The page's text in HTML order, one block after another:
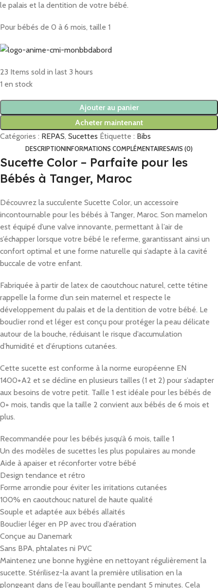
le palais et la dentition de votre bébé.
Pour bébés de 0 à 6 mois, taille 1
23 Items sold in last 3 hours
1 en stock
Ajouter au panier
Acheter maintenant
Catégories : REPAS, Sucettes Étiquette : Bibs
DESCRIPTIONINFORMATIONS COMPLÉMENTAIRESAVIS (0)
Sucette Color – Parfaite pour les
Bébés à Tanger, Maroc
Découvrez la succulente Sucette Color, un accessoire
incontournable pour les bébés à Tanger, Maroc. Son mamelon
est équipé d’une valve innovante, permettant à l’air de
s’échapper lorsque votre bébé le referme, garantissant ainsi un
confort optimal et une forme naturelle qui s’adapte à la cavité
buccale de votre enfant.
Fabriquée à partir de latex de caoutchouc naturel, cette tétine
rappelle la forme d’un sein maternel et respecte le
développement du palais et de la dentition de votre bébé. Le
bouclier rond et léger est conçu pour protéger la peau délicate
autour de la bouche, réduisant le risque d’accumulation
d’humidité et d’éruptions cutanées.
Cette sucette est conforme à la norme européenne EN
1400+A2 et se décline en plusieurs tailles (1 et 2) pour s’adapter
aux besoins de votre petit. Taille 1 est idéale pour les bébés de
0+ mois, tandis que la taille 2 convient aux bébés de 6 mois et
plus.
Recommandée pour les bébés jusqu’à 6 mois, taille 1
Un des modèles de sucettes les plus populaires au monde
Aide à apaiser et réconforter votre bébé
Design tendance et rétro
Forme arrondie pour éviter les irritations cutanées
100% en caoutchouc naturel de haute qualité
Souple et adaptée aux bébés allaités
Bouclier léger en PP avec trou d’aération
Conçue au Danemark
Sans BPA, phtalates ni PVC
Maintenez une bonne hygiène en nettoyant régulièrement la
sucette. Stérilisez-la avant la première utilisation en la
plongeant dans de l’eau bouillante pendant 5 minutes. Cela